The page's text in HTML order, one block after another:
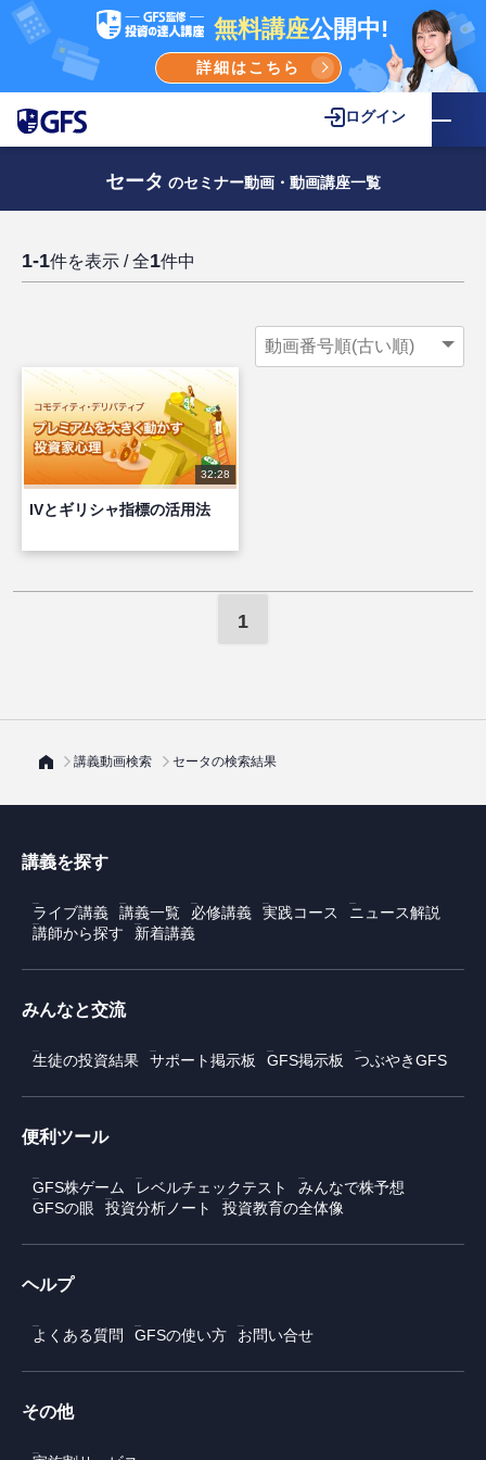
無料講座公開中!
詳細はこちら
ログイン
セータ のセミナー動画・動画講座一覧
1-1件を表示 / 全1件中
32:28
IVとギリシャ指標の活用法
1
講義動画検索 セータの検索結果
講義を探す
ライブ講義 講義一覧 必修講義 実践コース
ニュース解説
講師から探す
新着講義
みんなと交流
生徒の投資結果 サポート掲示板 GFS掲示板 つぶやきGFS
便利ツール
GFS株ゲーム レベルチェックテスト
みんなで株予想
GFSの眼
投資分析ノート 投資教育の全体像
ヘルプ
よくある質問 GFSの使い方 お問い合せ
その他